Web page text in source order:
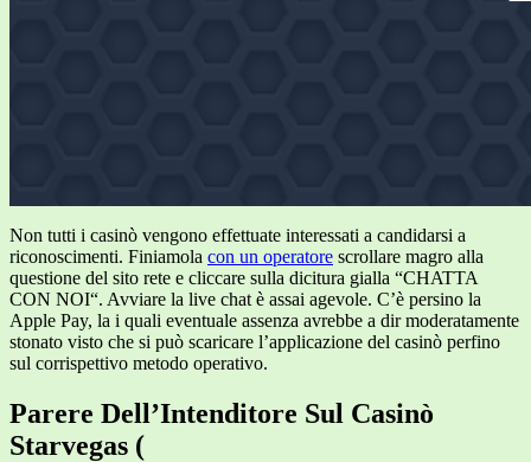
Non tutti i casinò vengono effettuate interessati a candidarsi a
riconoscimenti. Finiamola con un operatore scrollare magro alla
questione del sito rete e cliccare sulla dicitura gialla “CHATTA
CON NOI“. Avviare la live chat è assai agevole. C’è persino la
Apple Pay, la i quali eventuale assenza avrebbe a dir moderatamente
stonato visto che si può scaricare l’applicazione del casinò perfino
sul corrispettivo metodo operativo.
Parere Dell’Intenditore Sul Casinò
Starvegas (